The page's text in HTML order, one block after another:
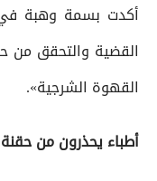
أكدت بسمة وهبة في
القضية والتحقق من
القهوة الشرجية».
أطباء يحذرون من